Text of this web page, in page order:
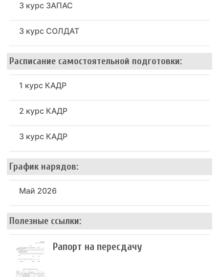
3 курс ЗАПАС
3 курс СОЛДАТ
Расписание самостоятельной подготовки:
1 курс КАДР
2 курс КАДР
3 курс КАДР
График нарядов:
Май 2026
Полезные ссылки:
Рапорт на пересдачу